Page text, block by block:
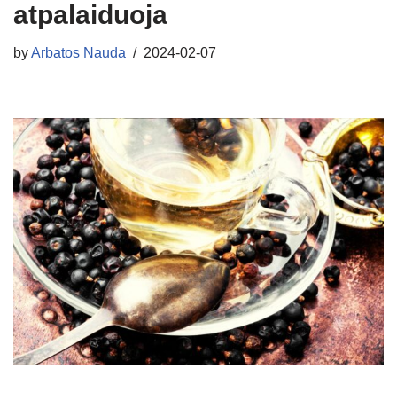
atpalaiduoja
byArbatos Nauda 2024-02-07